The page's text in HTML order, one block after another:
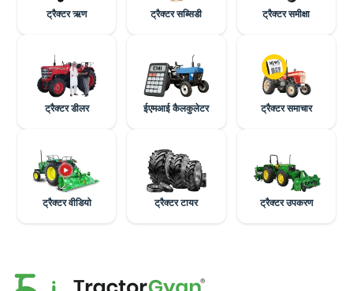
ट्रैक्टर ऋण ट्रैक्टर सब्सिडी ट्रैक्टर समीक्षा
ट्रैक्टर डीलर ईएमआई कैलकुलेटर ट्रैक्टर समाचार
ट्रैक्टर वीडियो ट्रैक्टर टायर ट्रैक्टर उपकरण